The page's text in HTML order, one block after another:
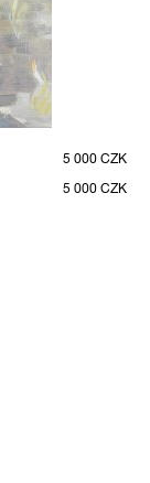
5 000 CZK
5 000 CZK